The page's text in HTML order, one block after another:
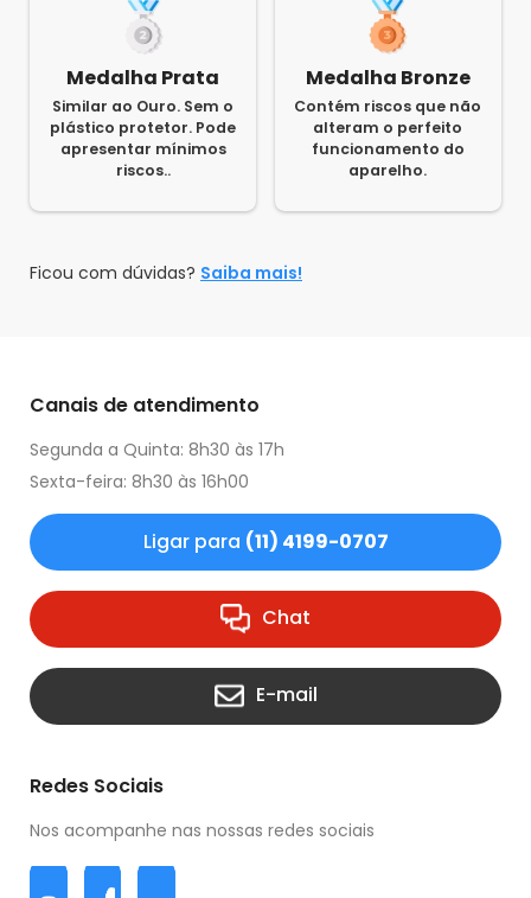
Medalha Prata
Similar ao Ouro. Sem o
plástico protetor. Pode
apresentar mínimos
riscos..
Medalha Bronze
Contém riscos que não
alteram o perfeito
funcionamento do
aparelho.
Ficou com dúvidas? Saiba mais!
Canais de atendimento
Segunda a Quinta: 8h30 às 17h
Sexta-feira: 8h30 às 16h00
Ligar para (11) 4199-0707
Chat
E-mail
Redes Sociais
Nos acompanhe nas nossas redes sociais